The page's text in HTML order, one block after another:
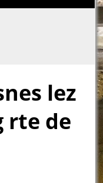
lez
rte de